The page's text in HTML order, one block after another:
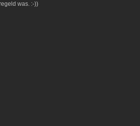
was. :-))